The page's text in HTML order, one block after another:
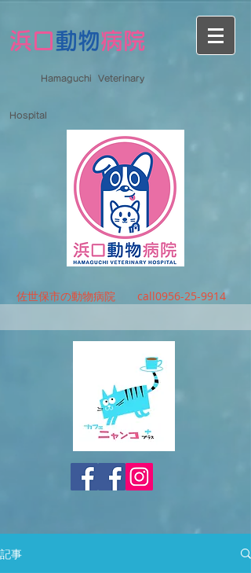
浜口動物病院
Hamaguchi Veterinary
Hospital
佐世保市の動物病院 call0956-25-9914
記事